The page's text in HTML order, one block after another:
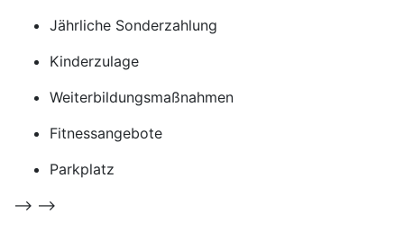
Jährliche Sonderzahlung
Kinderzulage
Weiterbildungsmaßnahmen
Fitnessangebote
Parkplatz
--> -->